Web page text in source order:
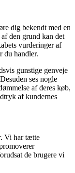
dig bekendt med en
den grund kan det
vurderinger af
du handler.
gunstige genveje
ses nogle
af deres køb,
af kundernes
Vi har tætte
de brugere vi